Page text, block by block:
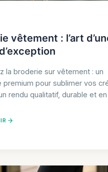
vêtement : l’art
la broderie sur vêtement : un
premium pour sublimer vos
rendu qualitatif, durable et en